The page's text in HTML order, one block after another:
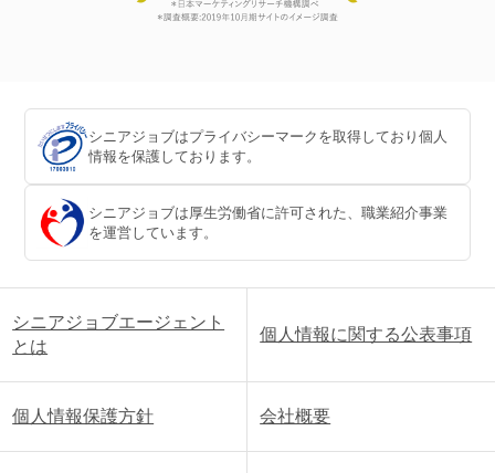
シニアジョブはプライバシーマークを取得しており個人
情報を保護しております。
シニアジョブは厚生労働省に許可された、職業紹介事業
を運営しています。
シニアジョブエージェント
とは
個人情報に関する公表事項
個人情報保護方針 会社概要